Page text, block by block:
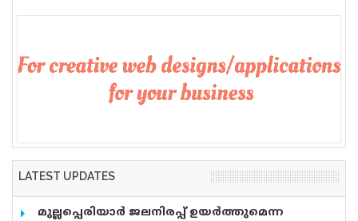
LATEST UPDATES
മുല്ലപ്പെരിയാർ ജലനിരപ്പ് ഉയർത്തുമെന്ന